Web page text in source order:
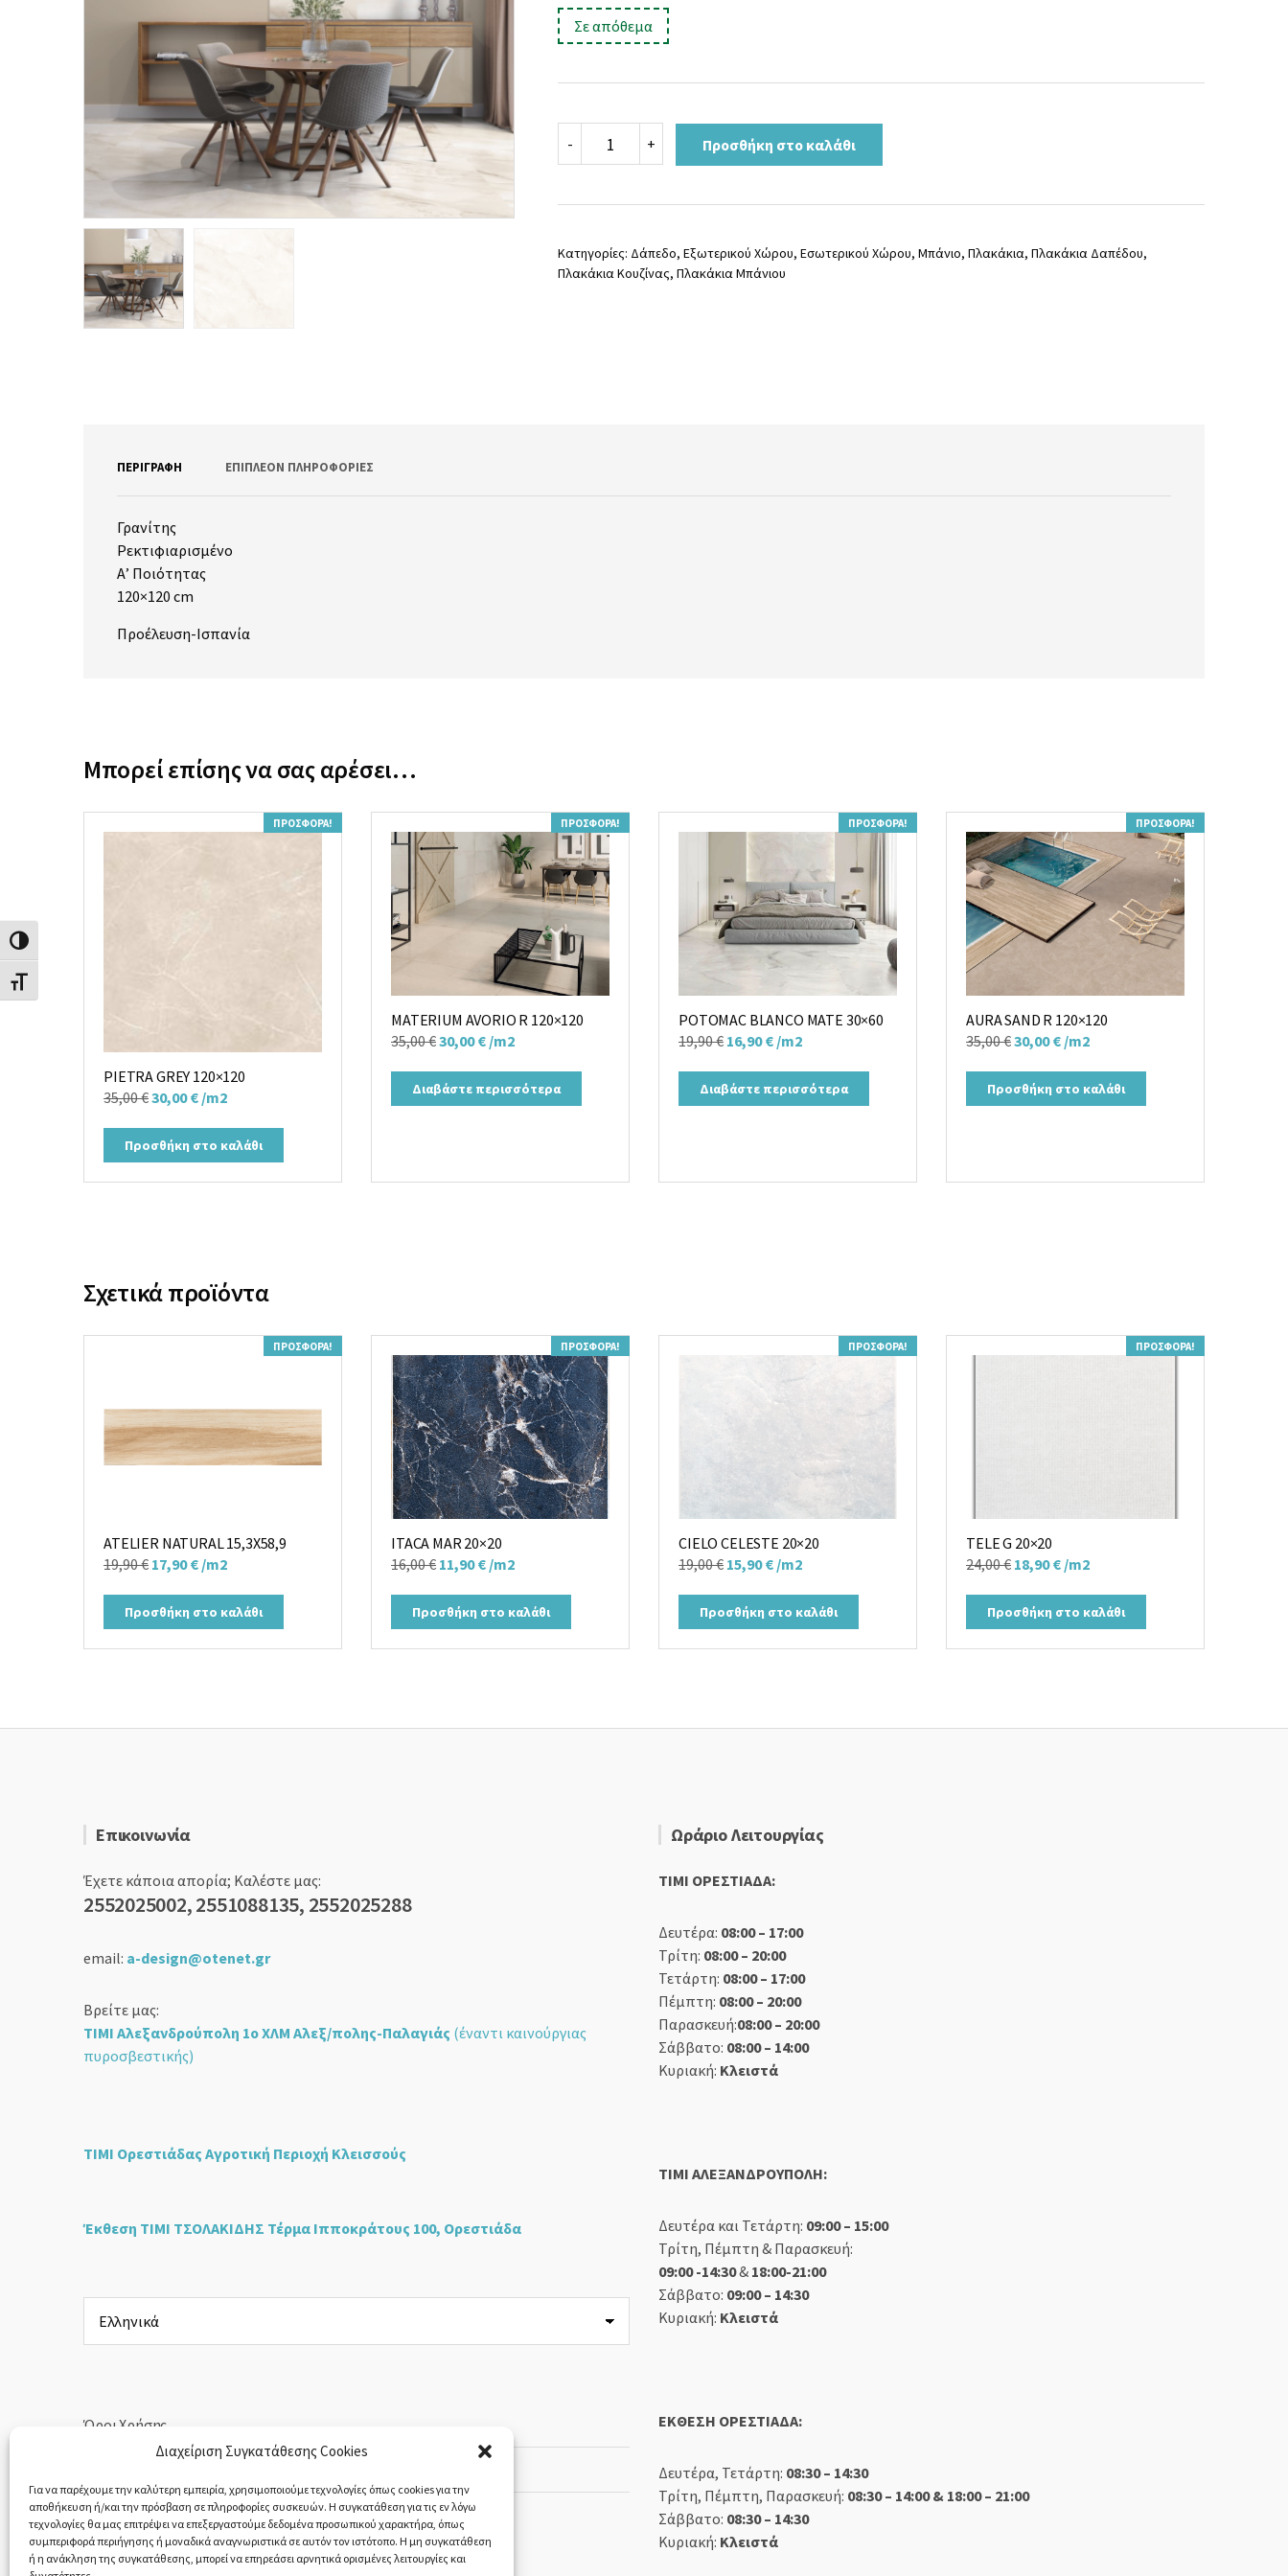
Διαχείριση Συγκατάθεσης Cookies
Για να παρέχουμε την καλύτερη εμπειρία, χρησιμοποιούμε τεχνολογίες όπως cookies για την
αποθήκευση ή/και την πρόσβαση σε πληροφορίες συσκευών. Η συγκατάθεση για τις εν λόγω
τεχνολογίες θα μας επιτρέψει να επεξεργαστούμε δεδομένα προσωπικού χαρακτήρα, όπως
συμπεριφορά περιήγησης ή μοναδικά αναγνωριστικά σε αυτόν τον ιστότοπο. Η μη συγκατάθεση
ή η ανάκληση της συγκατάθεσης, μπορεί να επηρεάσει αρνητικά ορισμένες λειτουργίες και
Εναλλαγή Υψηλής Αντίθεσης
Εναλλαγή Μεγέθους Γραμμάτων
Σε απόθεμα
-
SAND
MAT
ποσότητα
+ Προσθήκη στο καλάθι
Κατηγορίες: Δάπεδο, Εξωτερικού Χώρου, Εσωτερικού Χώρου, Μπάνιο, Πλακάκια, Πλακάκια Δαπέδου,
Πλακάκια Κουζίνας, Πλακάκια Μπάνιου
ΠΕΡΙΓΡΑΦΉ ΕΠΙΠΛΈΟΝ ΠΛΗΡΟΦΟΡΊΕΣ
Γρανίτης
Ρεκτιφιαρισμένο
Α’ Ποιότητας
120×120 cm
Προέλευση-Ισπανία
Μπορεί επίσης να σας αρέσει…
ΠΡΟΣΦΟΡΆ!
PIETRA GREY 120×120
35,00€Original
was:
35,00 €.
30,00€Η
τιμή
είναι:
30,00 €.
/m2
Προσθήκη στο καλάθι
ΠΡΟΣΦΟΡΆ!
MATERIUM AVORIO R 120×120
35,00€Original
was:
35,00 €.
30,00€Η
τιμή
είναι:
/m2
Διαβάστε περισσότερα
ΠΡΟΣΦΟΡΆ!
POTOMAC BLANCO MATE 30×60
19,90€ Original
was:
19,90 €.
16,90€Η
τιμή
είναι:
/m2
Διαβάστε περισσότερα
ΠΡΟΣΦΟΡΆ!
AURA SAND R 120×120
35,00€Original
was:
35,00 €.
30,00€Η
τιμή
είναι:
/m2
Προσθήκη στο καλάθι
Σχετικά προϊόντα
ΠΡΟΣΦΟΡΆ!
ATELIER NATURAL 15,3X58,9
19,90€ Original
was:
19,90 €.
17,90€Η
τιμή
είναι:
17,90 €.
/m2
Προσθήκη στο καλάθι
ΠΡΟΣΦΟΡΆ!
ITACA MAR 20×20
16,00€ Original
was:
16,00 €.
11,90€Η
τιμή
είναι:
11,90 €.
/m2
Προσθήκη στο καλάθι
ΠΡΟΣΦΟΡΆ!
CIELO CELESTE 20×20
19,00€ Original
was:
19,00 €.
15,90€Η
τιμή
είναι:
15,90 €.
/m2
Προσθήκη στο καλάθι
ΠΡΟΣΦΟΡΆ!
TELE G 20×20
24,00€ Original
was:
24,00 €.
18,90€Η
τιμή
είναι:
18,90 €.
/m2
Προσθήκη στο καλάθι
Επικοινωνία
Έχετε κάποια απορία; Καλέστε μας:
2552025002, 2551088135, 2552025288
email: a-design@otenet.gr
Βρείτε μας:
ΤΙΜΙ Αλεξανδρούπολη 1ο ΧΛΜ Αλεξ/πολης-Παλαγιάς (έναντι καινούργιας
πυροσβεστικής)
ΤΙΜΙ Ορεστιάδας Αγροτική Περιοχή Κλεισσούς
Έκθεση ΤΙΜΙ ΤΣΟΛΑΚΙΔΗΣ Τέρμα Ιπποκράτους 100, Ορεστιάδα
μια
γλώσσα
Όροι Χρήσης
Υπαναχώρηση & Επιστροφές Προϊόντων
Ωράριο Λειτουργίας
TIMI ΟΡΕΣΤΙΑΔΑ:
Δευτέρα: 08:00 – 17:00
Τρίτη: 08:00 – 20:00
Τετάρτη: 08:00 – 17:00
Πέμπτη: 08:00 – 20:00
Παρασκευή:08:00 – 20:00
Σάββατο: 08:00 – 14:00
Κυριακή: Κλειστά
TIMI ΑΛΕΞΑΝΔΡΟΥΠΟΛΗ:
Δευτέρα και Τετάρτη: 09:00 – 15:00
Τρίτη, Πέμπτη & Παρασκευή:
09:00 -14:30& 18:00-21:00
Σάββατο: 09:00 – 14:30
Κυριακή: Κλειστά
ΕΚΘΕΣΗ ΟΡΕΣΤΙΑΔΑ:
Δευτέρα, Τετάρτη: 08:30 – 14:30
Τρίτη, Πέμπτη, Παρασκευή: 08:30 – 14:00 & 18:00 – 21:00
Σάββατο: 08:30 – 14:30
Κυριακή: Κλειστά